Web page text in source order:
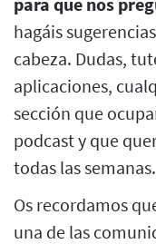
hagáis
cabeza. Dudas,
aplicaciones,
sección que
podcast y que
todas las semanas.
Os recordamos
una de las